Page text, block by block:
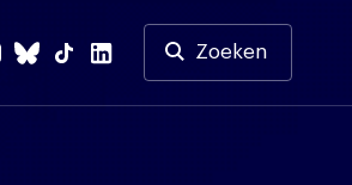
Zoeken